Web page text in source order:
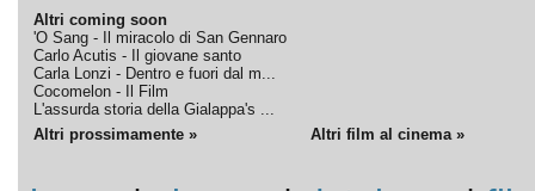
Altri coming soon
'O Sang - Il miracolo di San Gennaro
Carlo Acutis - Il giovane santo
Carla Lonzi - Dentro e fuori dal m...
Cocomelon - Il Film
L'assurda storia della Gialappa's ...
Altri prossimamente » Altri film al cinema »